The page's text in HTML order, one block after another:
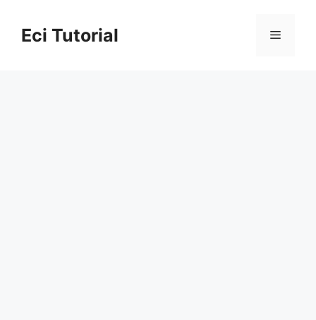
contentEci Tutorial Menu